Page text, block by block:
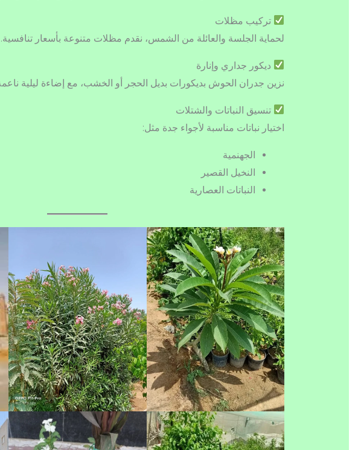
تركيب مظلات
لحماية الجلسة والعائلة من الشمس، نقدم مظلات متنوعة بأسعار تنافسية.
ديكور جداري وإنارة
نزين جدران الحوش بديكورات بديل الحجر أو الخشب، مع إضاءة ليلية
تنسيق النباتات والشتلات
اختيار نباتات مناسبة لأجواء جدة مثل:
الجهنمية
النخيل القصير
النباتات العصارية